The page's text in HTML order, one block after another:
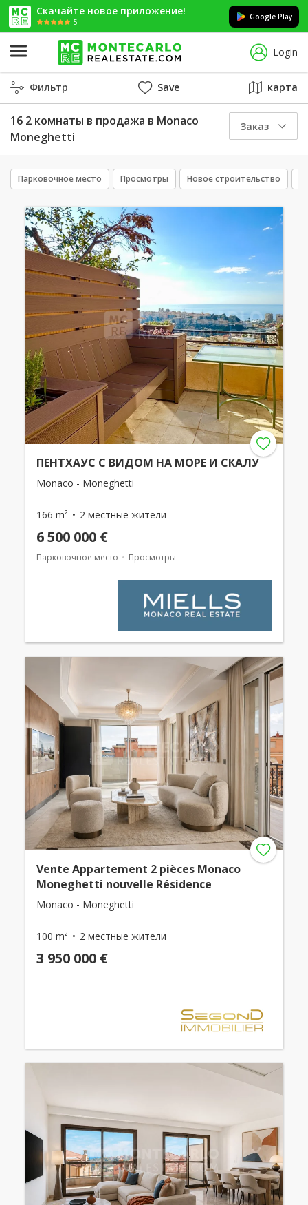
Скачайте новое приложение!
5
Google Play
Login
Фильтр Save карта
16 2 комнаты в продажа в Monaco
Moneghetti
Заказ
Парковочное место Просмотры Новое строительство
ПЕНТХАУС С ВИДОМ НА МОРЕ И СКАЛУ
Monaco - Moneghetti
166 m² 2 местные жители
6 500 000 €
Парковочное место Просмотры
Vente Appartement 2 pièces Monaco
Moneghetti nouvelle Résidence
Monaco - Moneghetti
100 m² 2 местные жители
3 950 000 €